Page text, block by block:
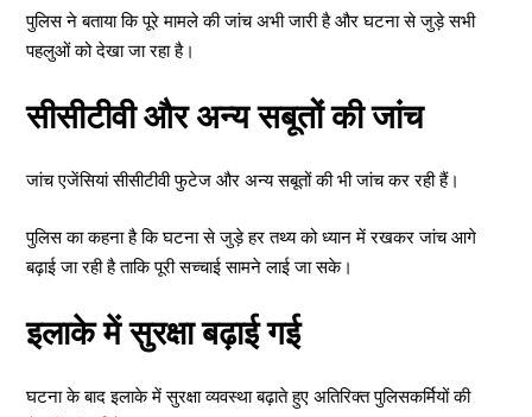
पुलिस ने बताया कि पूरे मामले की जांच अभी जारी है और घटना से जुड़े सभी
पहलुओं को देखा जा रहा है।
सीसीटीवी और अन्य सबूतों की जांच
जांच एजेंसियां सीसीटीवी फुटेज और अन्य सबूतों की भी जांच कर रही हैं।
पुलिस का कहना है कि घटना से जुड़े हर तथ्य को ध्यान में रखकर जांच आगे
बढ़ाई जा रही है ताकि पूरी सच्चाई सामने लाई जा सके।
इलाके में सुरक्षा बढ़ाई गई
घटना के बाद इलाके में सुरक्षा व्यवस्था बढ़ाते हुए अतिरिक्त पुलिसकर्मियों की